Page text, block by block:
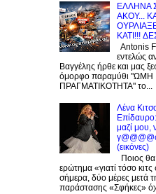
EΛΛΗΝΑ
ΑΚΟΥ...
KATI!!!
Antonis
εντελώς
Βαγγέλης ήρθε και μας
όμορφο παραμύθι "ΩΜΗ
ΠΡΑΓΜΑΤΙΚΟΤΗΤΑ" το...
Λένα
μαζί μου,
(εικόνες)
Ποιος
ερώτημα «γιατί τόσο
σήμερα, δύο μέρες μετά
παράστασης «Σφήκες»